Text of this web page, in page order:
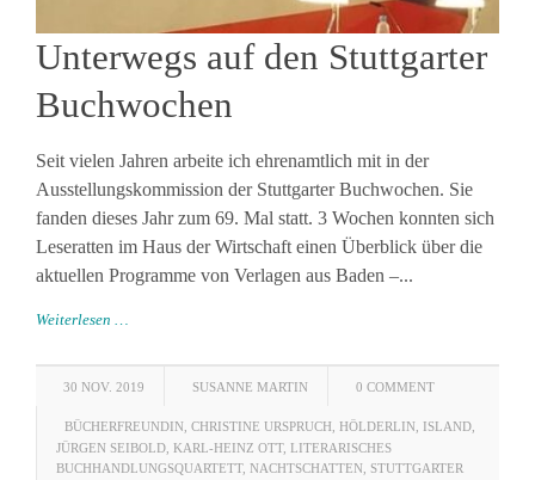
Unterwegs auf den Stuttgarter
Buchwochen
Seit vielen Jahren arbeite ich ehrenamtlich mit in der
Ausstellungskommission der Stuttgarter Buchwochen. Sie
fanden dieses Jahr zum 69. Mal statt. 3 Wochen konnten sich
Leseratten im Haus der Wirtschaft einen Überblick über die
aktuellen Programme von Verlagen aus Baden –...
Weiterlesen …
30 NOV. 2019 SUSANNE MARTIN 0 COMMENT
BÜCHERFREUNDIN CHRISTINE URSPRUCH HÖLDERLIN ISLAND
JÜRGEN SEIBOLD KARL-HEINZ OTT, LITERARISCHES
BUCHHANDLUNGSQUARTETT, NACHTSCHATTEN STUTTGARTER